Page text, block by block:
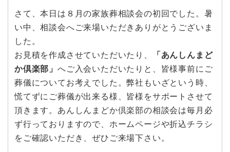
さて、本日は８月の家族葬相談会の初回でした。暑
い中、相談会へご来場いただきありがとうございま
した。
お見積を作成させていただいたり、
「あんしんまど
か倶楽部」 へご入会いただいたりと、皆様事前にご
葬儀についてお考えでした。弊社もいざという時、
慌てずにご葬儀が出来る様、皆様をサポートさせて
頂きます。あんしんまどか倶楽部の相談会は毎月必
ず行っておりますので、ホームページや折込チラシ
をご確認いただき、ぜひご来場下さい。